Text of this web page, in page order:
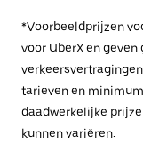
*Voorbeeldprijzen
voor UberX en
tarieven en
daadwerkelijke
kunnen variëren.